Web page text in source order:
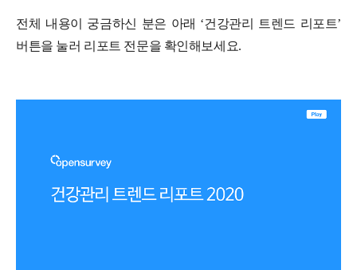
전체 내용이 궁금하신 분은 아래 ‘건강관리 트렌드 리포트’
버튼을 눌러 리포트 전문을 확인해보세요.